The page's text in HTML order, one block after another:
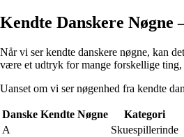
Kendte Danskere Nøgne
Når vi ser kendte danskere nøgne, kan
være et udtryk for mange forskellige ting,
Uanset om vi ser nøgenhed fra kendte
Danske Kendte Nøgne
Kategori
A
Skuespillerinde